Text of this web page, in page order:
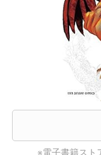
※電子書籍スト